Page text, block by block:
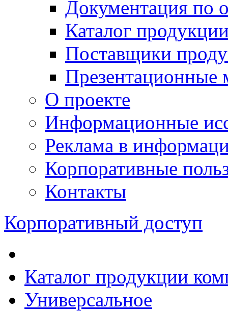
Документация по
Каталог
Поставщики
Презентационные
О проекте
Информационные
Реклама в
Корпоративные
Контакты
Корпоративный доступ
Каталог продукции
Универсальное